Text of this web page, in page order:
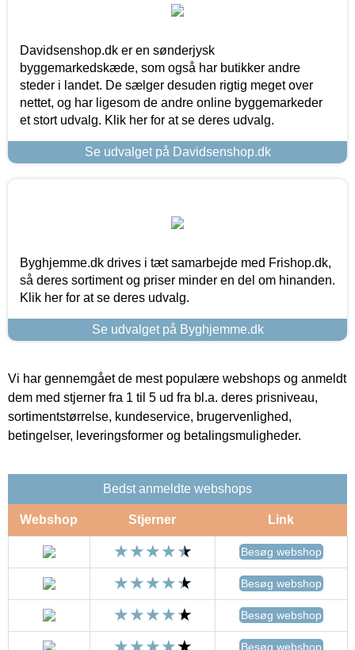
Davidsenshop.dk er en sønderjysk
byggemarkedskæde, som også har butikker andre
steder i landet. De sælger desuden rigtig meget over
nettet, og har ligesom de andre online byggemarkeder
et stort udvalg. Klik her for at se deres udvalg.
Se udvalget på Davidsenshop.dk
Byghjemme.dk drives i tæt samarbejde med Frishop.dk,
så deres sortiment og priser minder en del om hinanden.
Klik her for at se deres udvalg.
Se udvalget på Byghjemme.dk
Vi har gennemgået de mest populære webshops og anmeldt
dem med stjerner fra 1 til 5 ud fra bl.a. deres prisniveau,
sortimentstørrelse, kundeservice, brugervenlighed,
betingelser, leveringsformer og betalingsmuligheder.
Bedst anmeldte webshops
Webshop Stjerner Link
Besøg webshop
Besøg webshop
Besøg webshop
Besøg webshop